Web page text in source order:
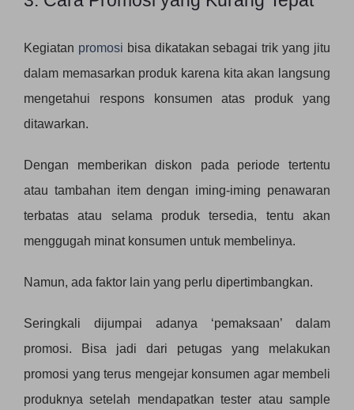
Kegiatan promosi bisa dikatakan sebagai trik yang jitu
dalam memasarkan produk karena kita akan langsung
mengetahui respons konsumen atas produk yang
ditawarkan.
Dengan memberikan diskon pada periode tertentu
atau tambahan item dengan iming-iming penawaran
terbatas atau selama produk tersedia, tentu akan
menggugah minat konsumen untuk membelinya.
Namun, ada faktor lain yang perlu dipertimbangkan.
Seringkali dijumpai adanya ‘pemaksaan’ dalam
promosi. Bisa jadi dari petugas yang melakukan
promosi yang terus mengejar konsumen agar membeli
produknya setelah mendapatkan tester atau sample